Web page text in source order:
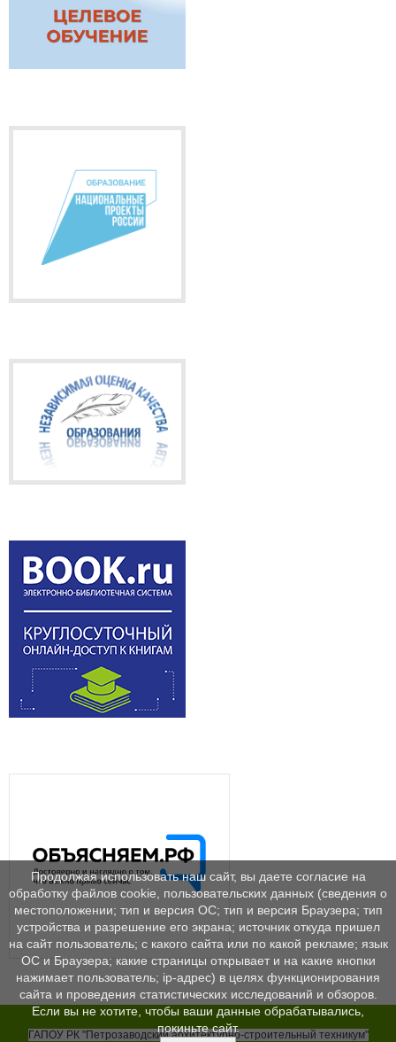
ГАПОУ РК "Петрозаводский архитектурно-строительный техникум"
Продолжая использовать наш сайт, вы даете согласие на
обработку файлов cookie, пользовательских данных (сведения о
местоположении; тип и версия ОС; тип и версия Браузера; тип
устройства и разрешение его экрана; источник откуда пришел
на сайт пользователь; с какого сайта или по какой рекламе; язык
ОС и Браузера; какие страницы открывает и на какие кнопки
нажимает пользователь; ip-адрес) в целях функционирования
сайта и проведения статистических исследований и обзоров.
Если вы не хотите, чтобы ваши данные обрабатывались,
покиньте сайт.